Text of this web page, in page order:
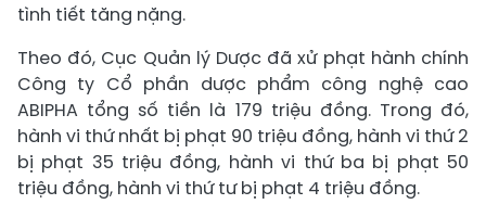
tình tiết tăng nặng.
Theo đó, Cục Quản lý Dược đã xử phạt hành chính
Công ty Cổ phần dược phẩm công nghệ cao
ABIPHA tổng số tiền là 179 triệu đồng. Trong đó,
hành vi thứ nhất bị phạt 90 triệu đồng, hành vi thứ 2
bị phạt 35 triệu đồng, hành vi thứ ba bị phạt 50
triệu đồng, hành vi thứ tư bị phạt 4 triệu đồng.